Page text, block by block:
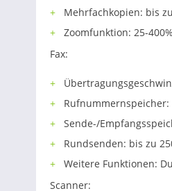
Mehrfachkopien: bis
Zoomfunktion: 25-400%
Fax:
Rufnummernspeicher:
Sende-/
Rundsenden: bis zu
Weitere Funktionen:
Scanner: